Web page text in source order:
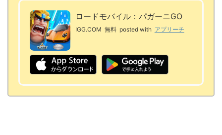
ロードモバイル：パガーニGO
IGG.COM 無料 posted with アプリーチ